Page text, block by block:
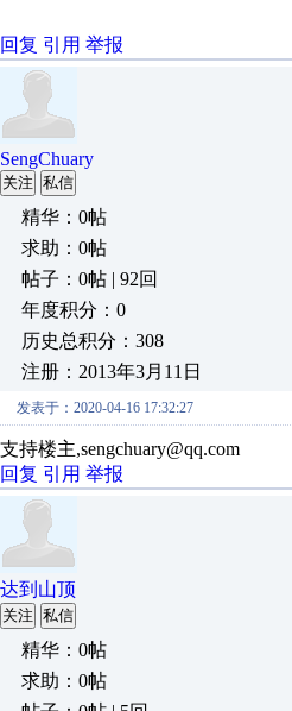
回复 引用 举报
SengChuary
关注 私信
精华：0帖
求助：0帖
帖子：0帖 | 92回
年度积分：0
历史总积分：308
注册：2013年3月11日
发表于：2020-04-16 17:32:27
支持楼主,sengchuary@qq.com
回复 引用 举报
达到山顶
关注 私信
精华：0帖
求助：0帖